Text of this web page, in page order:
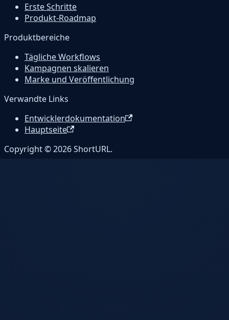
Erste Schritte
Produkt-Roadmap
Produktbereiche
Tägliche Workflows
Kampagnen skalieren
Marke und Veröffentlichung
Verwandte Links
Entwicklerdokumentation
Hauptseite
Copyright © 2026 ShortURL.